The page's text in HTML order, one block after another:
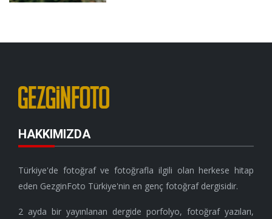
HAKKIMIZDA
Türkiye'de fotoğraf ve fotoğrafla ilgili olan herkese hitap
eden GezginFoto Türkiye'nin en genç fotoğraf dergisidir.
2 ayda bir yayınlanan dergide porfolyo, fotoğraf yazıları,